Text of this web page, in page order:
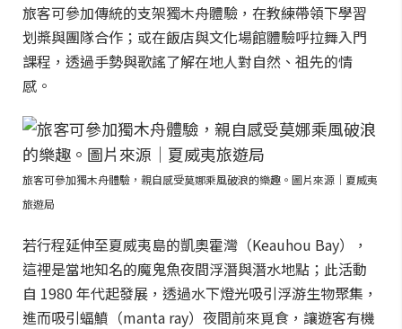
旅客可參加傳統的支架獨木舟體驗，在教練帶領下學習
划槳與團隊合作；或在飯店與文化場館體驗呼拉舞入門
課程，透過手勢與歌謠了解在地人對自然、祖先的情
感。
旅客可參加獨木舟體驗，親自感受莫娜乘風破浪的樂趣。圖片來源｜夏威夷
旅遊局
若行程延伸至夏威夷島的凱奧霍灣（Keauhou Bay），
這裡是當地知名的魔鬼魚夜間浮潛與潛水地點；此活動
自 1980 年代起發展，透過水下燈光吸引浮游生物聚集，
進而吸引蝠鱝（manta ray）夜間前來覓食，讓遊客有機